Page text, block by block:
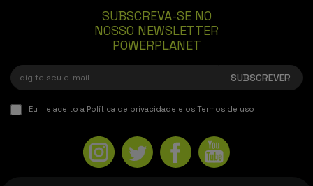
8GB/256GB, Azul Escuro
SUBSCREVA-SE NO
NOSSO NEWSLETTER
POWERPLANET
Eu li e aceito a Política de privacidade e os Termos de uso